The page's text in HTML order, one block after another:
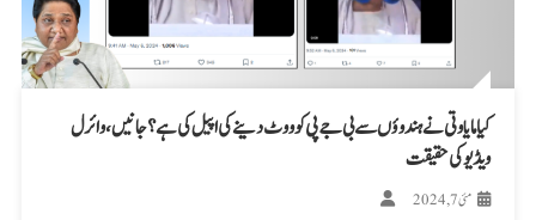
کیا مایاوتی نے ہندوؤں سے بی جے پی کو ووٹ دینے کی اپیل کی ہے؟ جانیں، وائرل
ویڈیو کی حقیقت
مئی 7, 2024